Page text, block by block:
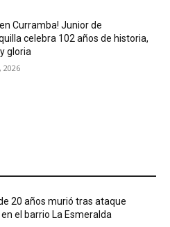
en Curramba! Junior de
celebra 102 años de historia,
gloria
2026
20 años murió tras ataque
el barrio La Esmeralda